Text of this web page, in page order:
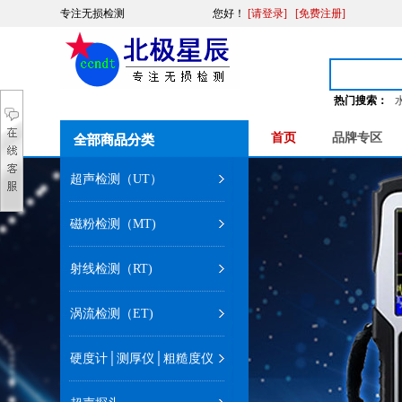
专注无损检测 您好 ！ [请登录] [免费注册]
热门搜索：
全部商品分类
全部商品分类
超声检测（UT）
磁粉检测（MT)
射线检测（RT)
涡流检测（ET)
硬度计│测厚仪│粗糙度仪
首页 品牌专区